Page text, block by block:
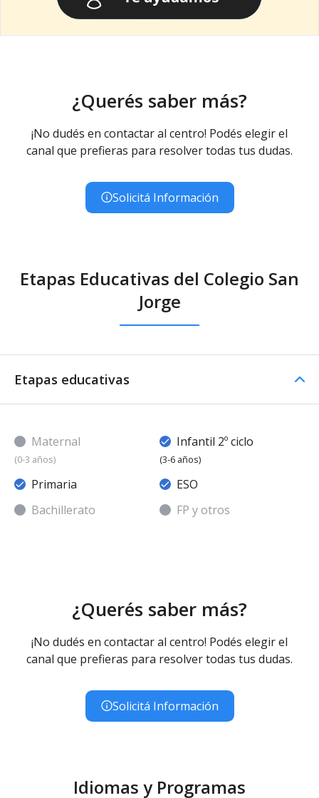
¿Querés saber más?
¡No dudés en contactar al centro! Podés elegir el
canal que prefieras para resolver todas tus dudas.
Solicitá Información
Etapas Educativas del Colegio San
Jorge
Etapas educativas
Maternal
(0-3 años)
Infantil 2º ciclo
(3-6 años)
Primaria
ESO
Bachillerato
FP y otros
¿Querés saber más?
¡No dudés en contactar al centro! Podés elegir el
canal que prefieras para resolver todas tus dudas.
Solicitá Información
Idiomas y Programas